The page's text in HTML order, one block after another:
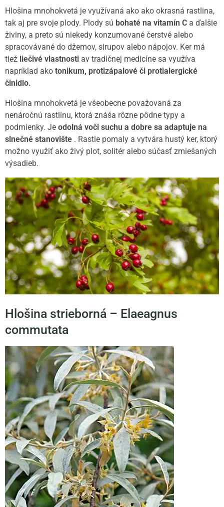
Hlošina mnohokvetá je využívaná ako ako okrasná rastlina,
tak aj pre svoje plody. Plody sú bohaté na vitamín C a ďalšie
živiny, a preto sú niekedy konzumované čerstvé alebo
spracovávané do džemov, sirupov alebo nápojov. Ker má
tiež liečivé vlastnosti av tradičnej medicíne sa využíva
napríklad ako tonikum, protizápalové či protialergické
činidlo.
Hlošina mnohokvetá je všeobecne považovaná za
nenáročnú rastlinu, ktorá znáša rôzne pôdne typy a
podmienky. Je odolná voči suchu a dobre sa adaptuje na
slnečné stanovište . Rastie pomaly a vytvára hustý ker, ktorý
možno využiť ako živý plot, solitér alebo súčasť zmiešaných
výsadieb.
Hlošina strieborná – Elaeagnus
commutata